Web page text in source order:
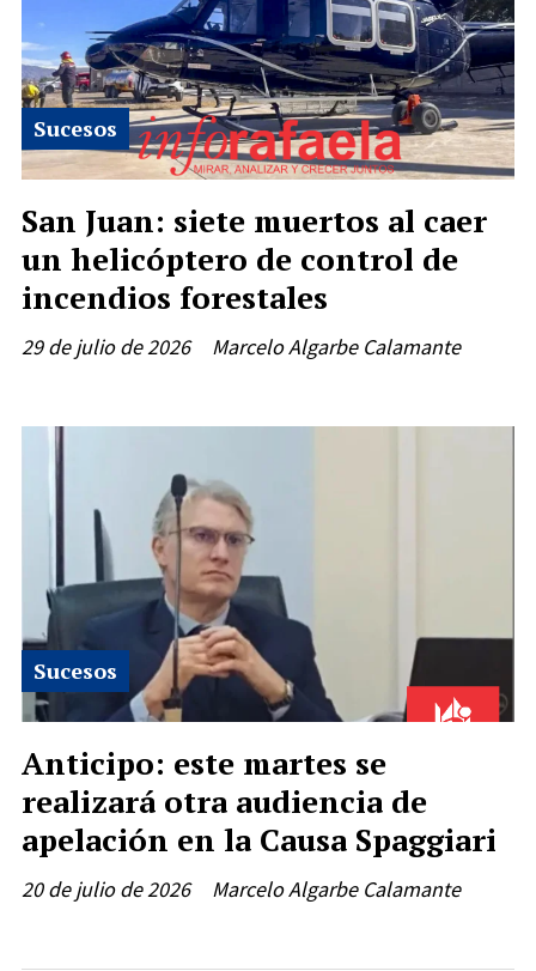
San Juan: siete muertos al caer
un helicóptero de control de
incendios forestales
Marcelo Algarbe Calamante
Sucesos
29 de julio de 2026
Anticipo: este martes se
realizará otra audiencia de
apelación en la Causa Spaggiari
Marcelo Algarbe Calamante
Sucesos
20 de julio de 2026